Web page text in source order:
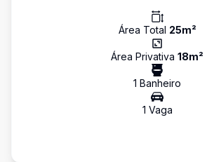
Área Total 25m²
Área Privativa 18m²
1 Banheiro
1 Vaga